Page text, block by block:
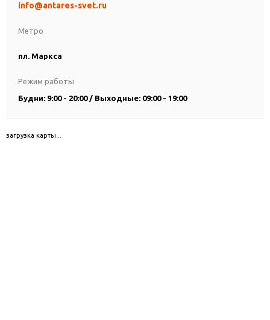
Метро
пл. Маркса
info@antares-svet.ru
Режим работы
Будни: 9:00 - 20:00 / Выходные: 09:00 - 19:00
загрузка карты...